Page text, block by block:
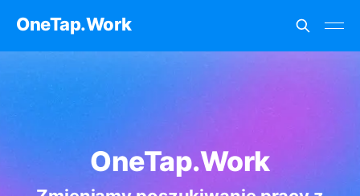
OneTap.Work
OneTap.Work